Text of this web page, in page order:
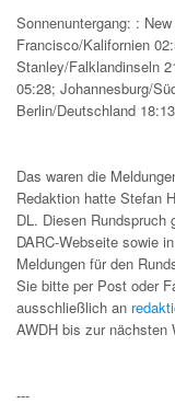
Sonnenuntergang: :
Francisco/Kalifornien
Stanley/Falklandinseln
05:28; Johannesburg/
Berlin/Deutschland
Das waren die
Redaktion hatte Stefan
DL. Diesen
DARC-Webseite sowie
Meldungen für den
Sie bitte per Post oder
ausschließlich an
AWDH bis zur nächsten
---